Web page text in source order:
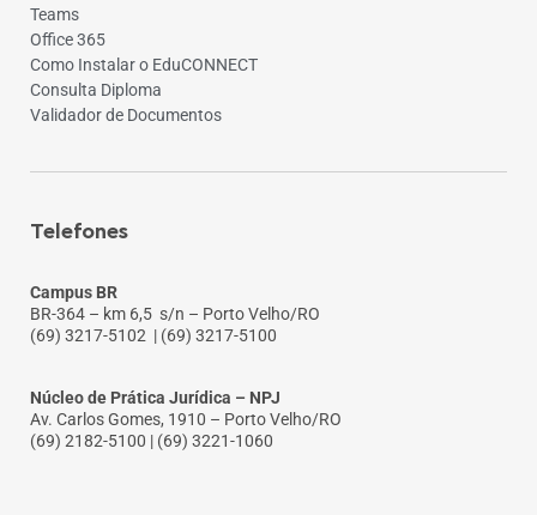
Teams
Office 365
Como Instalar o EduCONNECT
Consulta Diploma
Validador de Documentos
Telefones
Campus BR
BR-364 – km 6,5 s/n – Porto Velho/RO
(69) 3217-5102 | (69) 3217-5100
Núcleo de Prática Jurídica – NPJ
Av. Carlos Gomes, 1910 – Porto Velho/RO
(69) 2182-5100 | (69) 3221-1060